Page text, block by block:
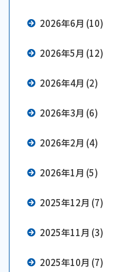
2026年6月 (10)
2026年5月 (12)
2026年4月 (2)
2026年3月 (6)
2026年2月 (4)
2026年1月 (5)
2025年12月 (7)
2025年11月 (3)
2025年10月 (7)